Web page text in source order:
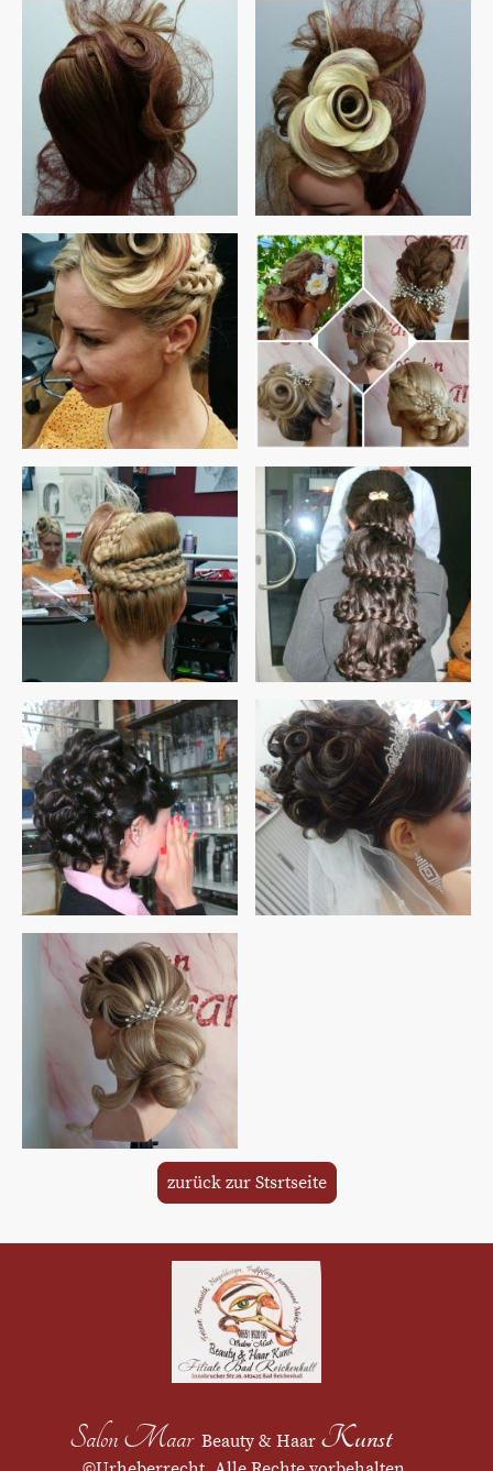
zurück zur Stsrtseite
Salon MaarBeauty & Haar Kunst